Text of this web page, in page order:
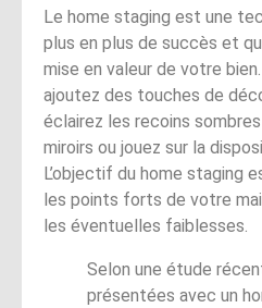
Le home staging est une
plus en plus de succès et
mise en valeur de votre
ajoutez des touches de
éclairez les recoins
miroirs ou jouez sur la
L’objectif du home staging
les points forts de votre
les éventuelles faiblesses.
Selon une étude
présentées avec un